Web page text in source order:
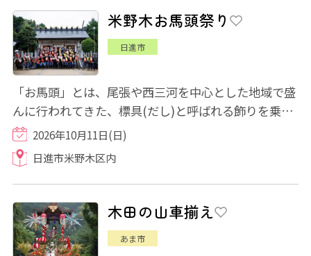
米野木お馬頭祭り
日進市
「お馬頭」とは、尾張や西三河を中心とした地域で盛
んに行われてきた、標具(だし)と呼ばれる飾りを乗せ
た飾り馬を主体とした献馬儀礼です。 米野...
2026年10月11日(日)
日進市米野木区内
木田の山車揃え
あま市